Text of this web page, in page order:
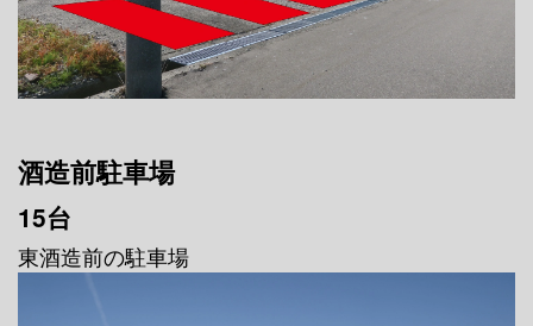
酒造前駐車場
15台
東酒造前の駐車場